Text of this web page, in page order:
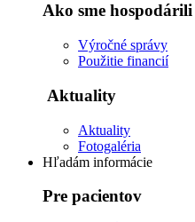
Ako sme hospodárili
Výročné správy
Použitie financií
Aktuality
Aktuality
Fotogaléria
Hľadám informácie
Pre pacientov